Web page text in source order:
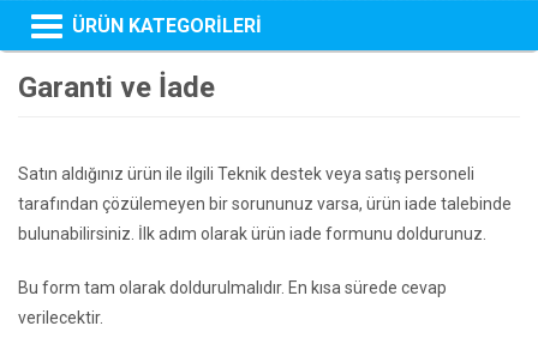
ÜRÜN KATEGORİLERİ
Garanti ve İade
Satın aldığınız ürün ile ilgili Teknik destek veya satış personeli
tarafından çözülemeyen bir sorununuz varsa, ürün iade talebinde
bulunabilirsiniz. İlk adım olarak ürün iade formunu doldurunuz.
Bu form tam olarak doldurulmalıdır. En kısa sürede cevap
verilecektir.